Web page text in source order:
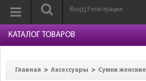
Вход Регистрация
КАТАЛОГ ТОВАРОВ
Главная > Аксессуары > Сумки женские